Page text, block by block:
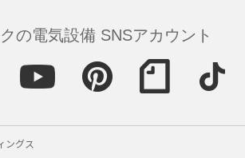
の電気設備 SNSアカウント
ングス